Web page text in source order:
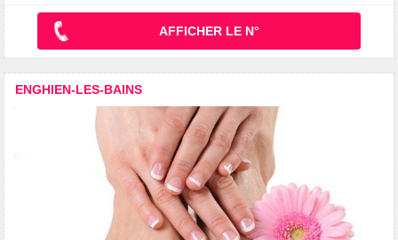
AFFICHER LE N°
ENGHIEN-LES-BAINS